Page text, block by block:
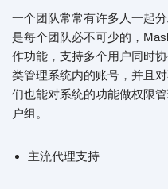
一个团队常常有许多人一起
是每个团队必不可少的，
作功能，支持多个用户同时
类管理系统内的账号，并且
们也能对系统的功能做权限
户组。
主流代理支持